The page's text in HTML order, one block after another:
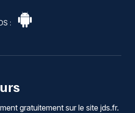
:
gratuitement sur le site jds.fr.